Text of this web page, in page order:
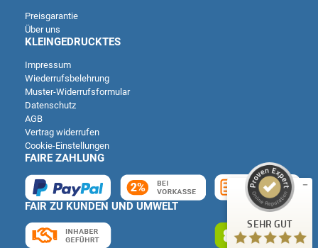
Preisgarantie
Über uns
KLEINGEDRUCKTES
Impressum
Wiederrufsbelehrung
Muster-Widerrufsformular
Datenschutz
AGB
Vertrag widerrufen
Cookie-Einstellungen
FAIRE ZAHLUNG
FAIR ZU KUNDEN UND UMWELT
SEHR GUT
ProvenExpert.com
14
Bewertungen auf
ProvenExpert.com
51